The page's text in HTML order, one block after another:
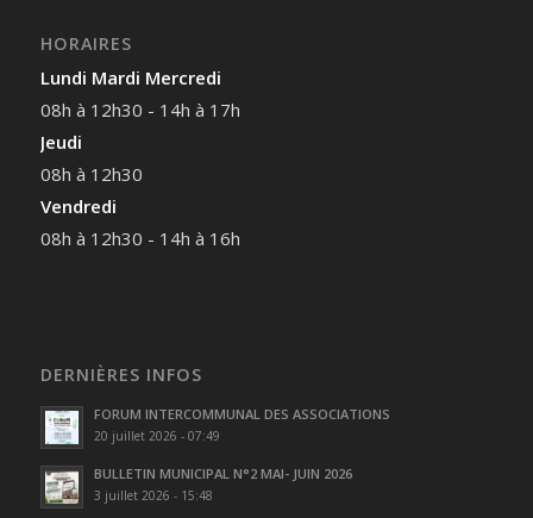
HORAIRES
Lundi Mardi Mercredi
08h à 12h30 - 14h à 17h
Jeudi
08h à 12h30
Vendredi
08h à 12h30 - 14h à 16h
DERNIÈRES INFOS
FORUM INTERCOMMUNAL DES ASSOCIATIONS
20 juillet 2026 - 07:49
BULLETIN MUNICIPAL N°2 MAI- JUIN 2026
3 juillet 2026 - 15:48